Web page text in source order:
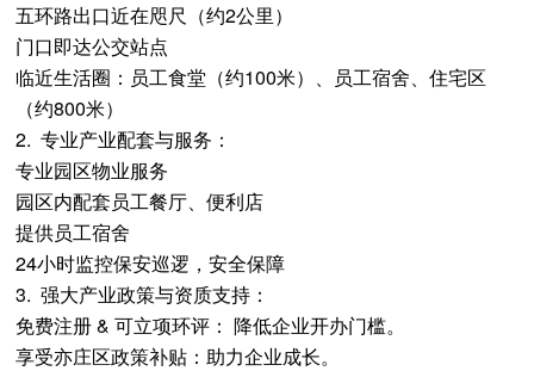
五环路出口近在咫尺（约2公里）
门口即达公交站点
临近生活圈：员工食堂（约100米）、员工宿舍、住宅区
（约800米）
2. 专业产业配套与服务：
专业园区物业服务
园区内配套员工餐厅、便利店
提供员工宿舍
24小时监控保安巡逻，安全保障
3. 强大产业政策与资质支持：
免费注册 & 可立项环评： 降低企业开办门槛。
享受亦庄区政策补贴：助力企业成长。